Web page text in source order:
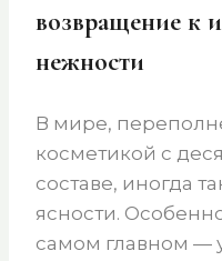
возвращение к
нежности
В мире,
косметикой с
составе, иногда
ясности.
самом главном —